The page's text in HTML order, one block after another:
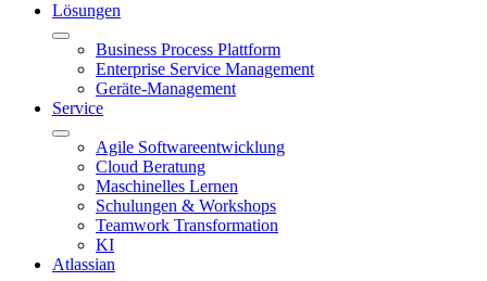
Lösungen
Business Process Plattform
Enterprise Service Management
Geräte-Management
Service
Agile Softwareentwicklung
Cloud Beratung
Maschinelles Lernen
Schulungen & Workshops
Teamwork Transformation
KI
Atlassian